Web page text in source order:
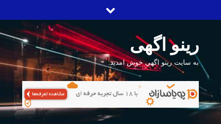
to
رینو اگهی
به سایت رینو اگهی خوش امدید.